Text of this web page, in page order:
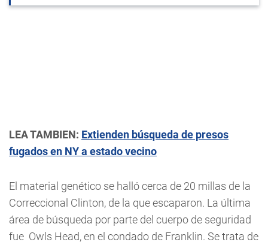
LEA TAMBIEN: Extienden búsqueda de presos
fugados en NY a estado vecino
El material genético se halló cerca de 20 millas de la
Correccional Clinton, de la que escaparon. La última
área de búsqueda por parte del cuerpo de seguridad
fue Owls Head, en el condado de Franklin. Se trata de